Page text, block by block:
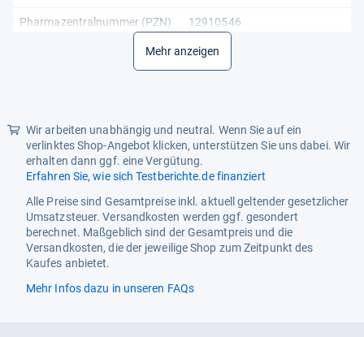
Pharmazentralnummer (PZN) 12910546
Allergiebehandlung
Mehr anzeigen
Wir arbeiten unabhängig und neutral. Wenn Sie auf ein
verlinktes Shop-Angebot klicken, unterstützen Sie uns dabei. Wir
erhalten dann ggf. eine Vergütung.
Erfahren Sie, wie sich Testberichte.de finanziert
Alle Preise sind Gesamtpreise inkl. aktuell geltender gesetzlicher
Umsatzsteuer. Versandkosten werden ggf. gesondert
berechnet. Maßgeblich sind der Gesamtpreis und die
Versandkosten, die der jeweilige Shop zum Zeitpunkt des
Kaufes anbietet.
Mehr Infos dazu in unseren FAQs